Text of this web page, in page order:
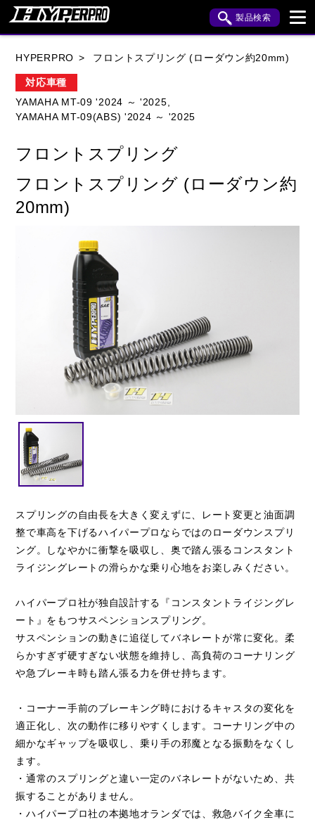
製品検索
YAMAHA
KAWASAKI APRILIA
BUELL CAGIVA DUCATI
HARLEY DAVIDSON
KTM
MV AGUSTA
TRIUMPH
閉じる
HYPERPRO フロントスプリング (ローダウン約20mm)
対応車種
YAMAHA MT-09 '2024 ～ '2025,
YAMAHA MT-09(ABS) '2024 ～ '2025
フロントスプリング
フロントスプリング (ローダウン約
20mm)
スプリングの自由長を大きく変えずに、レート変更と油面調
整で車高を下げるハイパープロならではのローダウンスプリ
ング。しなやかに衝撃を吸収し、奥で踏ん張るコンスタント
ライジングレートの滑らかな乗り心地をお楽しみください。
ハイパープロ社が独自設計する『コンスタントライジングレ
ート』をもつサスペンションスプリング。
サスペンションの動きに追従してバネレートが常に変化。柔
らかすぎず硬すぎない状態を維持し、高負荷のコーナリング
や急ブレーキ時も踏ん張る力を併せ持ちます。
・コーナー手前のブレーキング時におけるキャスタの変化を
適正化し、次の動作に移りやすくします。コーナリング中の
細かなギャップを吸収し、乗り手の邪魔となる振動をなくし
ます。
・通常のスプリングと違い一定のバネレートがないため、共
振することがありません。
・ハイパープロ社の本拠地オランダでは、救急バイク全車に